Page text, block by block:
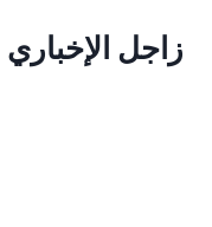
زاجل الإخباري